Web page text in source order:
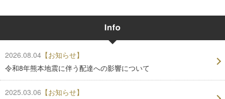
2026.08.04 【お知らせ】
令和8年熊本地震に伴う配達への影響について
2025.03.06 【お知らせ】